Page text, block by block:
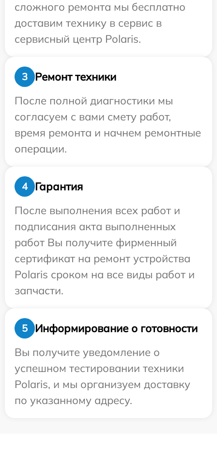
сложного ремонта мы бесплатно
доставим технику в сервис в
сервисный центр Polaris.
3
Ремонт техники
После полной диагностики мы
согласуем с вами смету работ,
время ремонта и начнем ремонтные
операции.
4
Гарантия
После выполнения всех работ и
подписания акта выполненных
работ Вы получите фирменный
сертификат на ремонт устройства
Polaris сроком на все виды работ и
запчасти.
5
Информирование о готовности
Вы получите уведомление о
успешном тестировании техники
Polaris, и мы организуем доставку
по указанному адресу.